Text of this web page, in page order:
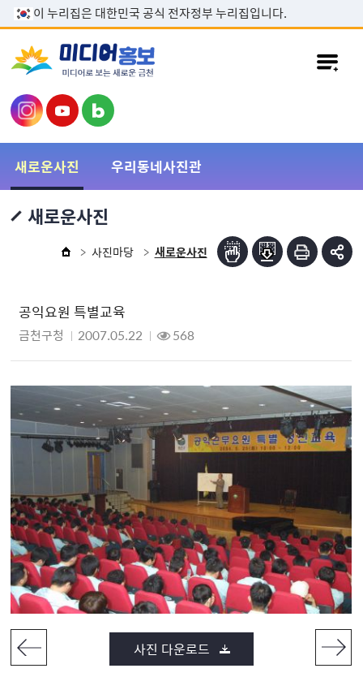
본문 바로가기
이 누리집은 대한민국 공식 전자정부 누리집입니다.
새로운사진 우리동네사진관
새로운사진
사진마당 새로운사진
공익요원 특별교육
금천구청 2007.05.22 568
사진 다운로드